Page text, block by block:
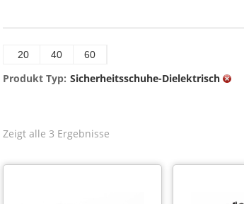
20 40 60
Produkt Typ: Sicherheitsschuhe-Dielektrisch
Zeigt alle 3 Ergebnisse